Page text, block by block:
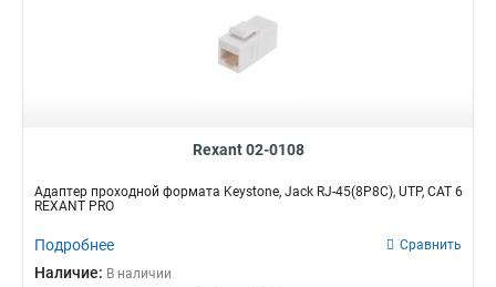
Rexant 02-0108
Адаптер проходной формата Keystone, Jack RJ-45(8P8C), UTP, CAT 6
REXANT PRO
Подробнее Сравнить
Наличие: В наличии